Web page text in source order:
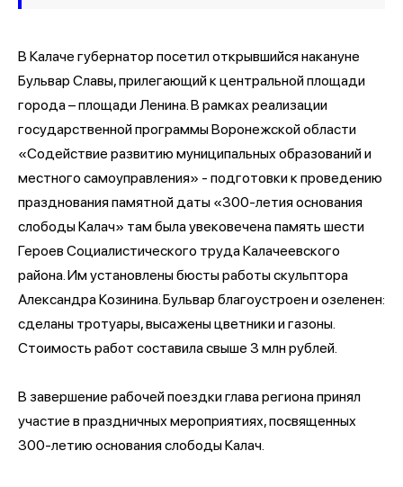
В Калаче губернатор посетил открывшийся накануне
Бульвар Славы, прилегающий к центральной площади
города – площади Ленина. В рамках реализации
государственной программы Воронежской области
«Содействие развитию муниципальных образований и
местного самоуправления» - подготовки к проведению
празднования памятной даты «300-летия основания
слободы Калач» там была увековечена память шести
Героев Социалистического труда Калачеевского
района. Им установлены бюсты работы скульптора
Александра Козинина. Бульвар благоустроен и озеленен:
сделаны тротуары, высажены цветники и газоны.
Стоимость работ составила свыше 3 млн рублей.
В завершение рабочей поездки глава региона принял
участие в праздничных мероприятиях, посвященных
300-летию основания слободы Калач.